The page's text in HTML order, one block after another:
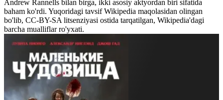
Andrew Rannells bilan birga, ikki asosiy aktyordan biri sifatida
baham ko'rdi. Yuqoridagi tavsif Wikipedia maqolasidan olingan
bo'lib, CC-BY-SA litsenziyasi ostida tarqatilgan, Wikipedia'dagi
barcha mualliflar ro'yxati.